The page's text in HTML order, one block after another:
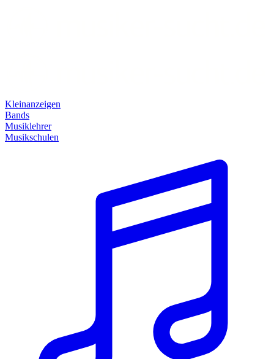
Kleinanzeigen
Bands
Musiklehrer
Musikschulen